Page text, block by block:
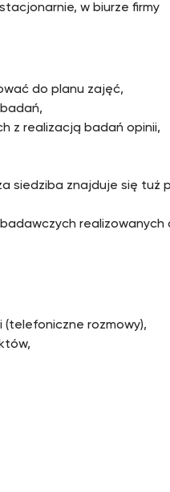
w biurze firmy
do planu zajęć,
z realizacją badań opinii,
siedziba znajduje się tuż
realizowanych
rozmowy),